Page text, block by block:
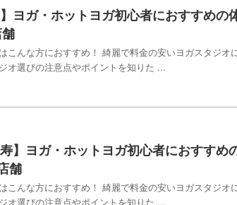
】ヨガ・ホットヨガ初心者におすすめの
こんな方におすすめ！ 綺麗で料金の安いヨガスタジオ
オ選びの注意点やポイントを知りた ...
寿】ヨガ・ホットヨガ初心者におすすめ
舗
こんな方におすすめ！ 綺麗で料金の安いヨガスタジオ
オ選びの注意点やポイントを知りた ...